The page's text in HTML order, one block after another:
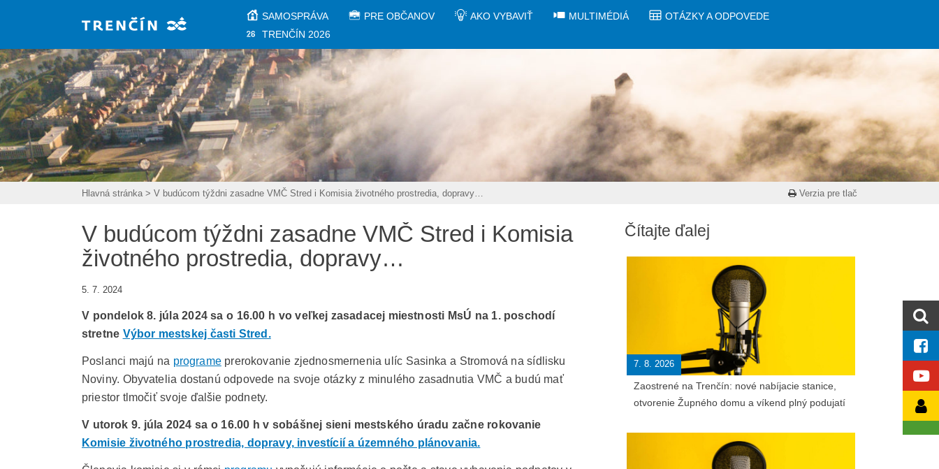
SAMOSPRÁVA PRE OBČANOV AKO VYBAVIŤ MULTIMÉDIÁ
OTÁZKY A ODPOVEDE
TRENČÍN 2026
Hlavná stránka > V budúcom týždni zasadne VMČ Stred i Komisia životného prostredia, dopravy… Verzia pre tlač
V budúcom týždni zasadne VMČ Stred i Komisia
životného prostredia, dopravy…
5. 7. 2024
V pondelok 8. júla 2024 sa o 16.00 h vo veľkej zasadacej miestnosti MsÚ na 1. poschodí
stretne Výbor mestskej časti Stred.
Poslanci majú na programeprerokovanie zjednosmernenia ulíc Sasinka a Stromová na sídlisku
Noviny. Obyvatelia dostanú odpovede na svoje otázky z minulého zasadnutia VMČ a budú mať
priestor tlmočiť svoje ďalšie podnety.
V utorok 9. júla 2024 sa o 16.00 h v sobášnej sieni mestského úradu začne rokovanie
Komisie životného prostredia, dopravy, investícií a územného plánovania.
Čítajte ďalej
7. 8. 2026
Zaostrené na Trenčín: nové nabíjacie stanice,
otvorenie Župného domu a víkend plný podujatí